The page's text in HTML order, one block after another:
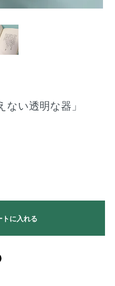
い透明な器」
トに入れる